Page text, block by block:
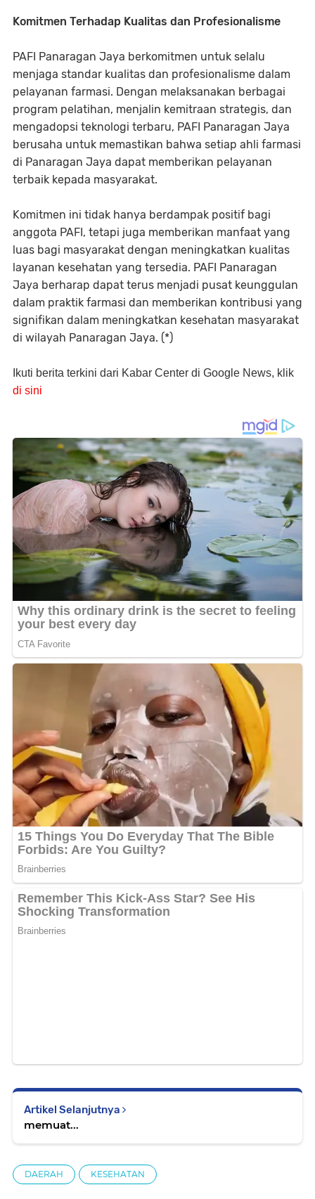
Komitmen Terhadap Kualitas dan Profesionalisme
PAFI Panaragan Jaya berkomitmen untuk selalu
menjaga standar kualitas dan profesionalisme dalam
pelayanan farmasi. Dengan melaksanakan berbagai
program pelatihan, menjalin kemitraan strategis, dan
mengadopsi teknologi terbaru, PAFI Panaragan Jaya
berusaha untuk memastikan bahwa setiap ahli farmasi
di Panaragan Jaya dapat memberikan pelayanan
terbaik kepada masyarakat.
Komitmen ini tidak hanya berdampak positif bagi
anggota PAFI, tetapi juga memberikan manfaat yang
luas bagi masyarakat dengan meningkatkan kualitas
layanan kesehatan yang tersedia. PAFI Panaragan
Jaya berharap dapat terus menjadi pusat keunggulan
dalam praktik farmasi dan memberikan kontribusi yang
signifikan dalam meningkatkan kesehatan masyarakat
di wilayah Panaragan Jaya. (*)
Ikuti berita terkini dari Kabar Center di Google News, klik
di sini
Artikel Selanjutnya
memuat...
DAERAH KESEHATAN